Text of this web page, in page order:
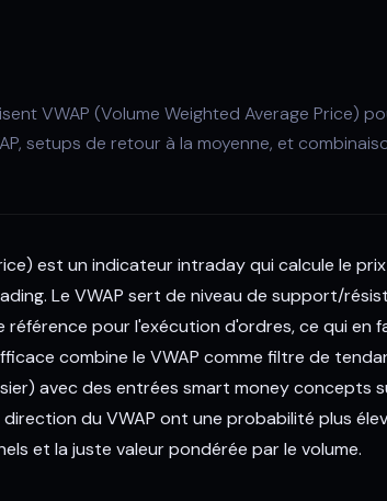
VWAP (Volume Weighted Average Price)
setups de retour à la moyenne, et
est un indicateur intraday qui calcule le
Le VWAP sert de niveau de support/
pour l'exécution d'ordres, ce qui en
combine le VWAP comme filtre de
avec des entrées smart money concepts
du VWAP ont une probabilité plus
et la juste valeur pondérée par le volume.